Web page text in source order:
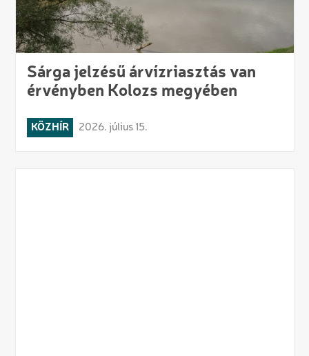
Sárga jelzésű árvízriasztás van
érvényben Kolozs megyében
KÖZHÍR 2026. július 15.